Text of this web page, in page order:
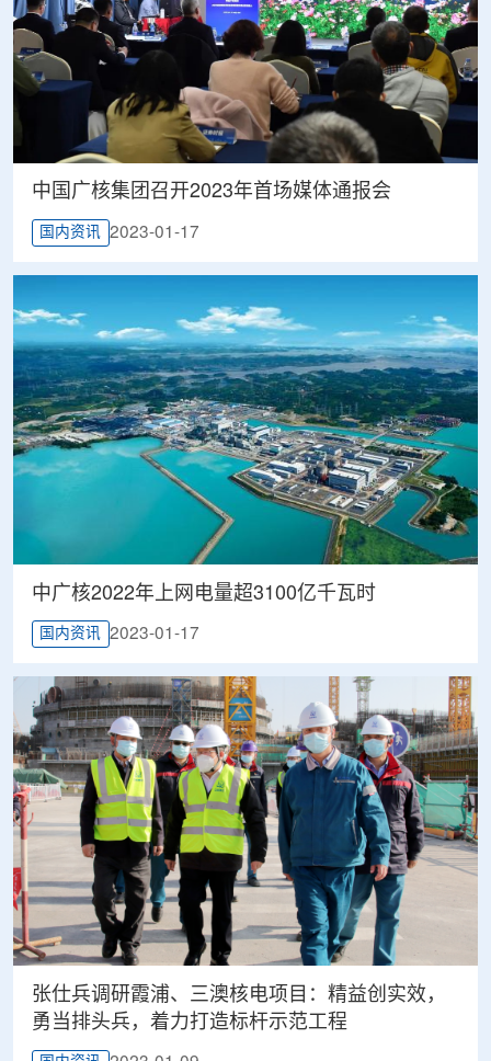
中国广核集团召开2023年首场媒体通报会
国内资讯 2023-01-17
中广核2022年上网电量超3100亿千瓦时
国内资讯 2023-01-17
张仕兵调研霞浦、三澳核电项目：精益创实效，
勇当排头兵，着力打造标杆示范工程